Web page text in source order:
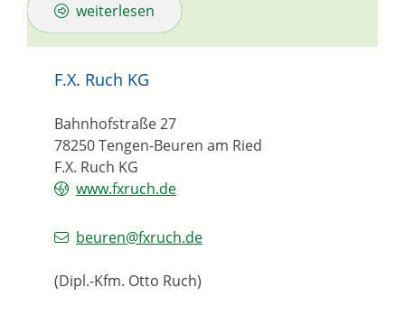
weiterlesen
F.X. Ruch KG
F.X. Ruch KG
Bahnhofstraße 27
78250Tengen-Beuren am Ried
www.fxruch.de
beuren@fxruch.de
(Dipl.-Kfm. Otto Ruch)